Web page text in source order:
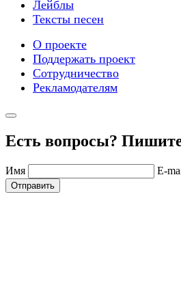
Лейблы
Тексты песен
О проекте
Поддержать проект
Сотрудничество
Рекламодателям
Есть вопросы?
Имя E-